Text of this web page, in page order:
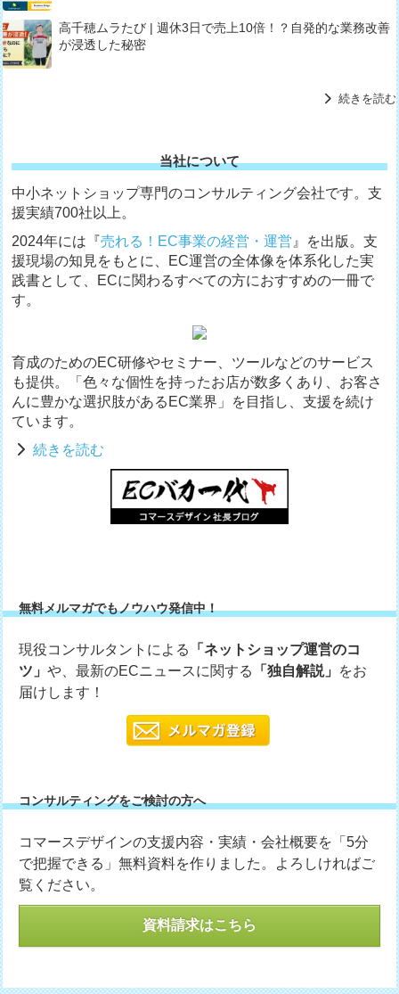
高千穂ムラたび | 週休3日で売上10倍！？自発的な業務改善
が浸透した秘密
続きを読む
当社について
中小ネットショップ専門のコンサルティング会社です。支
援実績700社以上。
2024年には『売れる！EC事業の経営・運営 』を出版。支
援現場の知見をもとに、EC運営の全体像を体系化した実
践書として、ECに関わるすべての方におすすめの一冊で
す。
育成のためのEC研修やセミナー、ツールなどのサービス
も提供。「色々な個性を持ったお店が数多くあり、お客さ
んに豊かな選択肢があるEC業界」を目指し、支援を続け
ています。
続きを読む
無料メルマガでもノウハウ発信中！
現役コンサルタントによる
「ネットショップ運営のコ
ツ」や、最新のECニュースに関する 「独自解説」 をお
届けします！
コンサルティングをご検討の方へ
コマースデザインの支援内容・実績・会社概要を「5分
で把握できる」無料資料を作りました。よろしければご
覧ください。
資料請求はこちら